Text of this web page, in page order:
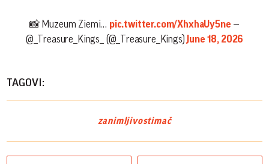
📸 Muzeum Ziemi… pic.twitter.com/XhxhaUy5ne —
@_Treasure_Kings_ (@_Treasure_Kings)June 18, 2026
TAGOVI:
zanimljivostimač